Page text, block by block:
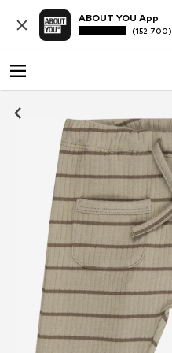
ABOUT YOU App
(152 700)